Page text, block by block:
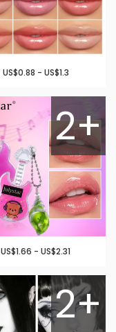
US$0.88 - US$1.3
2+
US$1.66 - US$2.31
2+